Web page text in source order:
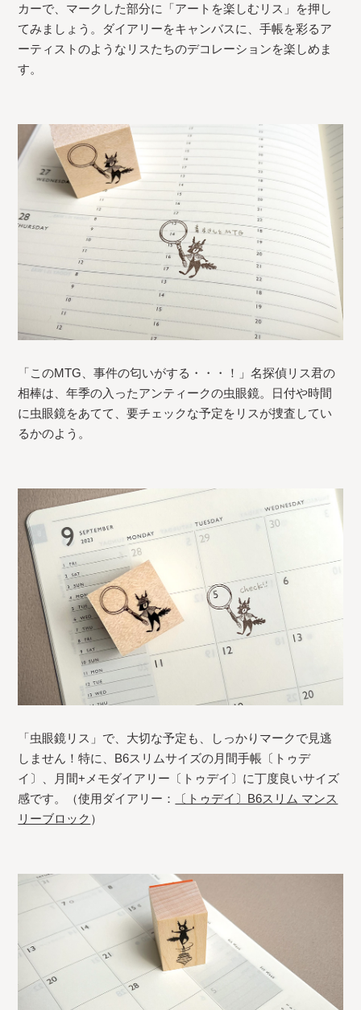
カーで、マークした部分に「アートを楽しむリス」を押し
てみましょう。ダイアリーをキャンバスに、手帳を彩るア
ーティストのようなリスたちのデコレーションを楽しめま
す。
「このMTG、事件の匂いがする・・・！」名探偵リス君の
相棒は、年季の入ったアンティークの虫眼鏡。日付や時間
に虫眼鏡をあてて、要チェックな予定をリスが捜査してい
るかのよう。
「虫眼鏡リス」で、大切な予定も、しっかりマークで見逃
しません！特に、B6スリムサイズの月間手帳〔トゥデ
イ〕、月間+メモダイアリー〔トゥデイ〕に丁度良いサイズ
感です。（使用ダイアリー：
〔トゥデイ〕B6スリム マンス
リーブロック ）